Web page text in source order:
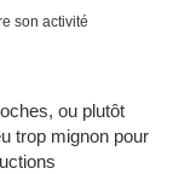
son activité
ou plutôt
trop mignon pour